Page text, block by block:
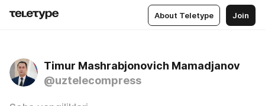
About Teletype Join
Timur Mashrabjonovich Mamadjanov
@uztelecompress